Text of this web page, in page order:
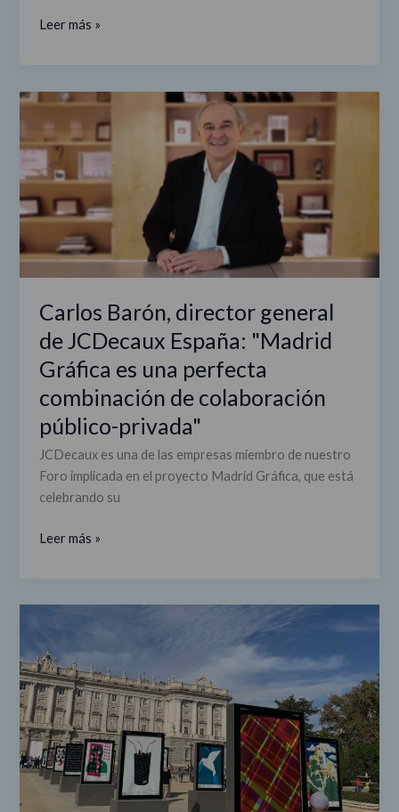
Leer más »
Carlos Barón, director general
de JCDecaux España: "Madrid
Gráfica es una perfecta
combinación de colaboración
público-privada"
JCDecaux es una de las empresas miembro de nuestro
Foro implicada en el proyecto Madrid Gráfica, que está
celebrando su
Carlos
Barón,
director
de
JCDecaux
España:
"Madrid
una
perfecta
combinación
de
colaboración
público-
privada"
Leer más »
edición
de
Madrid
Gráfica
sale
a